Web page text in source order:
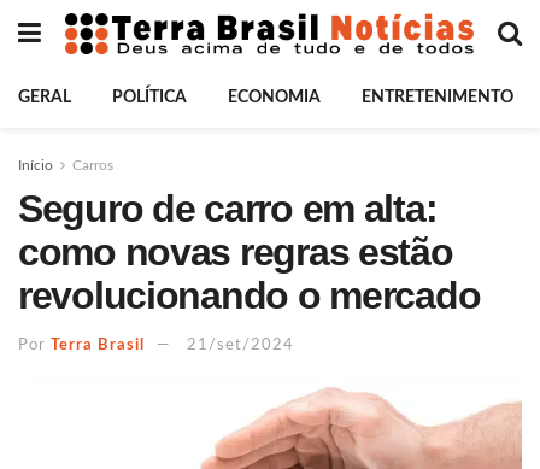
GERAL POLÍTICA ECONOMIA ENTRETENIMENTO
Início Carros
Seguro de carro em alta:
como novas regras estão
revolucionando o mercado
Por Terra Brasil 21/set/2024